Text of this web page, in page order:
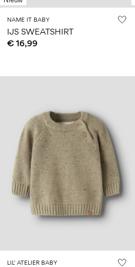
NAME IT BABY
IJS SWEATSHIRT
€ 16,99
LIL' ATELIER BABY